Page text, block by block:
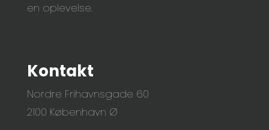
en oplevelse.
Kontakt
Nordre Frihavnsgade 60
2100 København Ø